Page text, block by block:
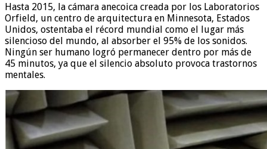
Hasta 2015, la cámara anecoica creada por los Laboratorios
Orfield, un centro de arquitectura en Minnesota, Estados
Unidos, ostentaba el récord mundial como el lugar más
silencioso del mundo, al absorber el 95% de los sonidos.
Ningún ser humano logró permanecer dentro por más de
45 minutos, ya que el silencio absoluto provoca trastornos
mentales.